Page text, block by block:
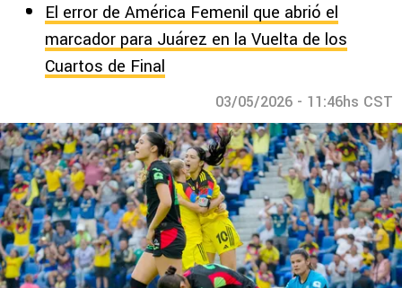
El error de América Femenil que abrió el
marcador para Juárez en la Vuelta de los
Cuartos de Final
03/05/2026 - 11:46hs CST